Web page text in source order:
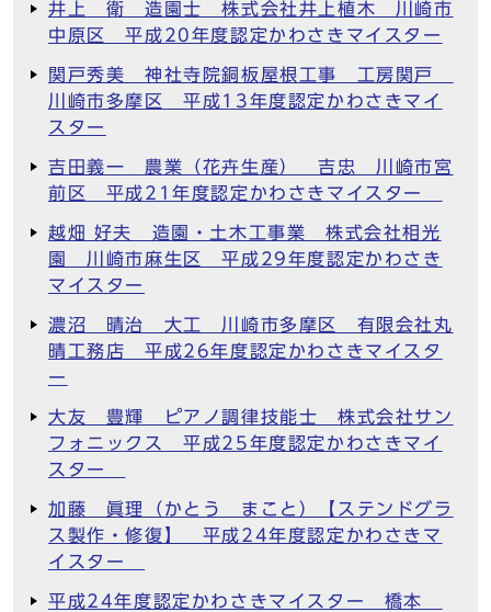
井上 衛 造園士 株式会社井上植木 川崎市
中原区 平成20年度認定かわさきマイスター
関戸秀美 神社寺院銅板屋根工事 工房関戸
川崎市多摩区 平成13年度認定かわさきマイ
スター
吉田義一 農業（花卉生産） 吉忠 川崎市宮
前区 平成21年度認定かわさきマイスター
越畑 好夫 造園・土木工事業 株式会社相光
園 川崎市麻生区 平成29年度認定かわさき
マイスター
濃沼 晴治 大工 川崎市多摩区 有限会社丸
晴工務店 平成26年度認定かわさきマイスタ
ー
大友 豊輝 ピアノ調律技能士 株式会社サン
フォニックス 平成25年度認定かわさきマイ
スター
加藤 眞理（かとう まこと）【ステンドグラ
ス製作・修復】 平成24年度認定かわさきマ
イスター
平成24年度認定かわさきマイスター 橋本